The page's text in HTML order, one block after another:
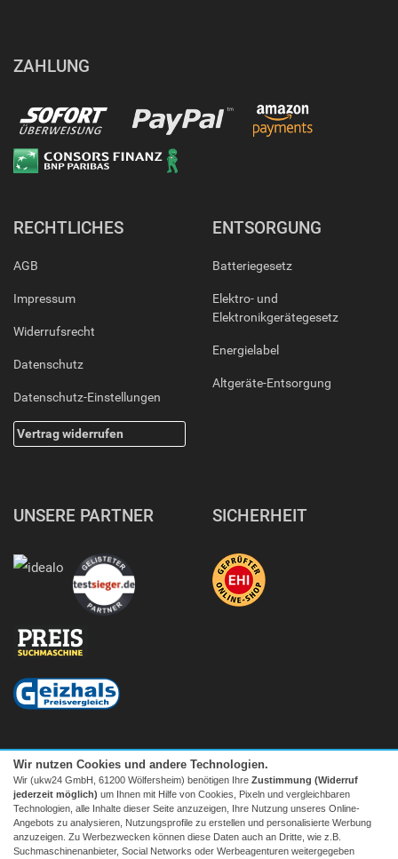
ZAHLUNG
RECHTLICHES
AGB
Impressum
Widerrufsrecht
Datenschutz
Datenschutz-Einstellungen
Vertrag widerrufen
ENTSORGUNG
Batteriegesetz
Elektro- und
Elektronikgerätegesetz
Energielabel
Altgeräte-Entsorgung
UNSERE PARTNER SICHERHEIT
Wir nutzen Cookies und andere Technologien.
Wir (ukw24 GmbH, 61200 Wölfersheim) benötigen Ihre Zustimmung (Widerruf
jederzeit möglich) um Ihnen mit Hilfe von Cookies, Pixeln und vergleichbaren
Technologien, alle Inhalte dieser Seite anzuzeigen, Ihre Nutzung unseres Online-
Angebots zu analysieren, Nutzungsprofile zu erstellen und personalisierte Werbung
anzuzeigen. Zu Werbezwecken können diese Daten auch an Dritte, wie z.B.
Suchmaschinenanbieter, Social Networks oder Werbeagenturen weitergegeben